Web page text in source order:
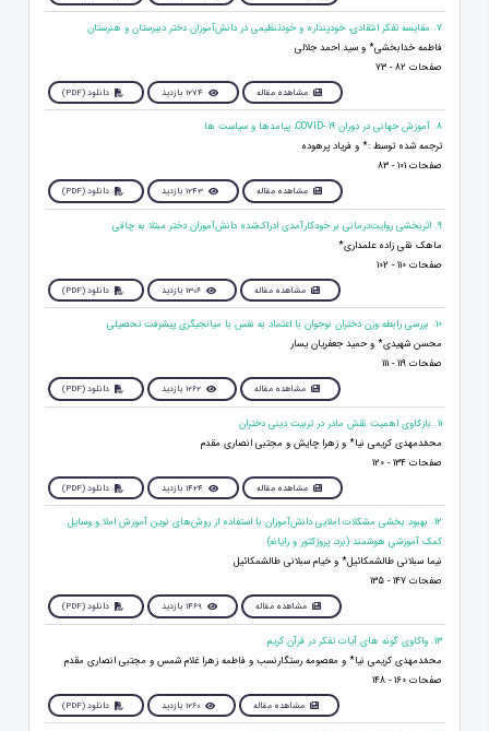
7. مقایسه تفکر انتقادی، خودپنداره و خودتنظیمی در دانش‌آموزان دختر دبیرستان و هنرستان
فاطمه خدابخشی* و سید احمد جلالی
صفحات 82 - 73
مشاهده مقاله 1274 بازدید دانلود (PDF)
8. آموزش جهانی در دوران COVID- 19، پیامدها و سیاست ها
ترجمه شده توسط :* و فریاد پرهوده
صفحات 101 - 83
مشاهده مقاله 1243 بازدید دانلود (PDF)
9. اثربخشی روایت‌درمانی بر خودکارآمدی ادراک‌شده دانش‌آموزان دختر مبتلا به چاقی
ماهک نقی زاده علمداری*
صفحات 110 - 102
مشاهده مقاله 1306 بازدید دانلود (PDF)
10. بررسی رابطه وزن دختران نوجوان با اعتماد به نفس با میانجیگری پیشرفت تحصیلی
محسن شهیدی* و حمید جعفریان یسار
صفحات 119 - 111
مشاهده مقاله 1262 بازدید دانلود (PDF)
11. بازکاوی اهمیت نقش مادر در تربیت دینی دختران
محمّدمهدی کریمی نیا* و زهرا چایش و مجتبی انصاری مقدم
صفحات 134 - 120
مشاهده مقاله 1424 بازدید دانلود (PDF)
12. بهبود بخشی مشکلات املایی دانش‌آموزان با استفاده از روش‌های نوین آموزش املا و وسایل
کمک آموزشی هوشمند (برد، پروژکتور و رایانه)
نیما سبلانی طالشمکائیل* و خیام سبلانی طالشمکائیل
صفحات 147 - 135
مشاهده مقاله 1469 بازدید دانلود (PDF)
13. واکاوی گونه های آیات تفکر در قرآن کریم
محمّدمهدی کریمی نیا* و معصومه رستگارنسب و فاطمه زهرا غلام شمس و مجتبی انصاری مقدم
صفحات 160 - 148
مشاهده مقاله 1260 بازدید دانلود (PDF)